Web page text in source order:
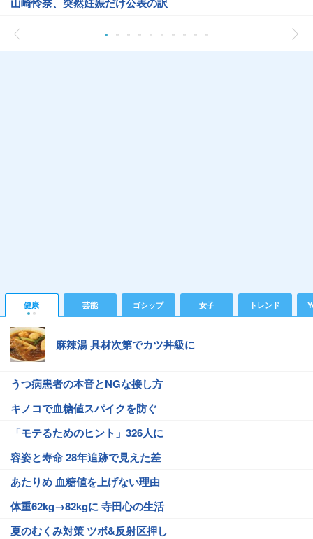
健康 芸能 ゴシップ 女子 トレンド
麻辣湯 具材次第でカツ丼級に
うつ病患者の本音とNGな接し方
キノコで血糖値スパイクを防ぐ
「モテるためのヒント」326人に
容姿と寿命 28年追跡で見えた差
あたりめ 血糖値を上げない理由
体重62kg→82kgに 寺田心の生活
夏のむくみ対策 ツボ&反射区押し